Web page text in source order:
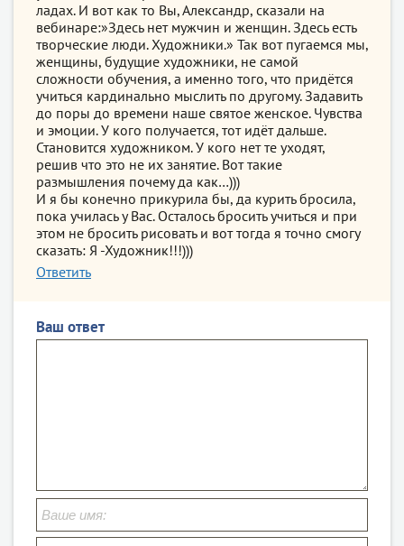
ладах. И вот как то Вы, Александр, сказали на
вебинаре:»Здесь нет мужчин и женщин. Здесь есть
творческие люди. Художники.» Так вот пугаемся мы,
женщины, будущие художники, не самой
сложности обучения, а именно того, что придётся
учиться кардинально мыслить по другому. Задавить
до поры до времени наше святое женское. Чувства
и эмоции. У кого получается, тот идёт дальше.
Становится художником. У кого нет те уходят,
решив что это не их занятие. Вот такие
размышления почему да как…)))
И я бы конечно прикурила бы, да курить бросила,
пока училась у Вас. Осталось бросить учиться и при
этом не бросить рисовать и вот тогда я точно смогу
сказать: Я -Художник!!!)))
Ответить
Ваш ответ